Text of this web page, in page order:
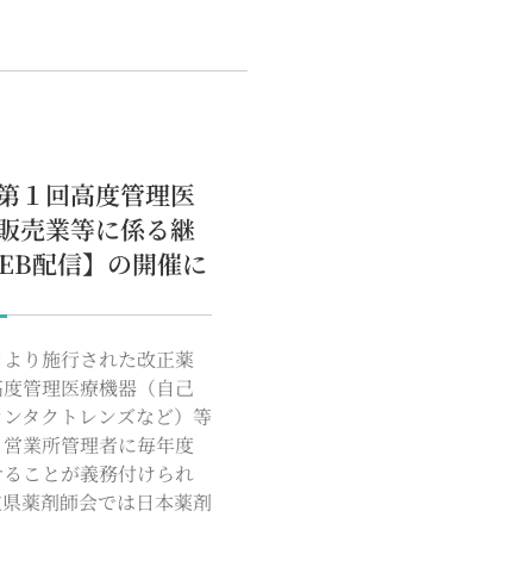
１回高度管理医
売業等に係る継
配信】の開催に
り施行された改正薬
管理医療機器（自己
タクトレンズなど）等
業所管理者に毎年度
ことが義務付けられ
薬剤師会では日本薬剤